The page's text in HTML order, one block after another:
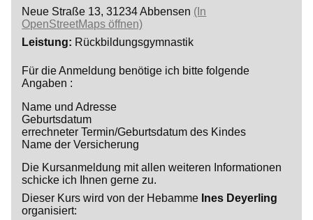
Neue Straße 13, 31234 Abbensen (In
OpenStreetMaps öffnen)
Leistung
Rückbildungsgymnastik
Für die Anmeldung benötige ich bitte folgende
Angaben :
Name und Adresse
Geburtsdatum
errechneter Termin/Geburtsdatum des Kindes
Name der Versicherung
Die Kursanmeldung mit allen weiteren Informationen
schicke ich Ihnen gerne zu.
Dieser Kurs wird von der Hebamme Ines Deyerling
organisiert: